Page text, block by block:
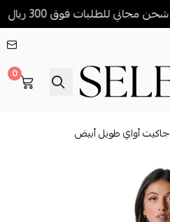
شحن مجاني للطلبات فوق 300 ريال
0
جاكيت أواي طويل أبيض